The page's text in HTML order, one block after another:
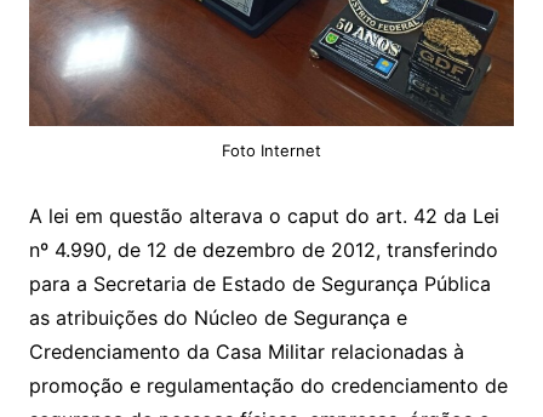
Foto Internet
A lei em questão alterava o caput do art. 42 da Lei
nº 4.990, de 12 de dezembro de 2012, transferindo
para a Secretaria de Estado de Segurança Pública
as atribuições do Núcleo de Segurança e
Credenciamento da Casa Militar relacionadas à
promoção e regulamentação do credenciamento de